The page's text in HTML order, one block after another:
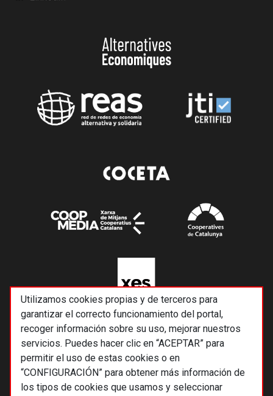
Utilizamos cookies propias y de terceros para
garantizar el correcto funcionamiento del portal,
recoger información sobre su uso, mejorar nuestros
servicios. Puedes hacer clic en “ACEPTAR” para
permitir el uso de estas cookies o en
“CONFIGURACIÓN” para obtener más información de
los tipos de cookies que usamos y seleccionar